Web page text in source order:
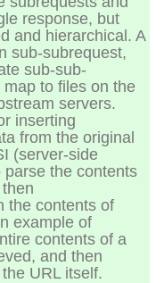
response, but
and hierarchical. A
sub-subrequest,
sub-sub-
to files on the
servers.
inserting
from the original
(server-side
the contents
the contents of
example of
contents of a
and then
URL itself.